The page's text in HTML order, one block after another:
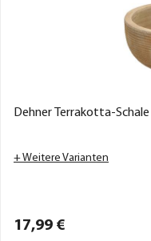
Dehner Terrakotta-
+ Weitere Varianten
17,99 €